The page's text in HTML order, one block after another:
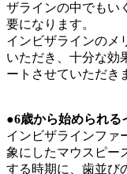
ザラインの中でもい
要になります。
インビザラインのメ
いただき、十分な効
ートさせていただき
●6歳から始められる
インビザラインファ
象にしたマウスピー
する時期に、歯並び